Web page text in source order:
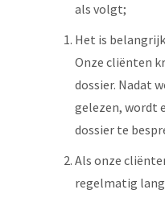
als volgt;
Het is
Onze cliënten
dossier. Nadat
gelezen, wordt
dossier te
Als onze
regelmatig